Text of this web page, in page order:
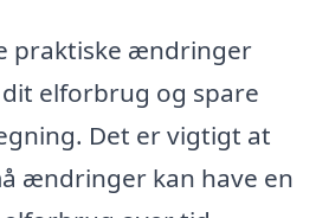
praktiske ændringer
elforbrug og spare
Det er vigtigt at
ændringer kan have en